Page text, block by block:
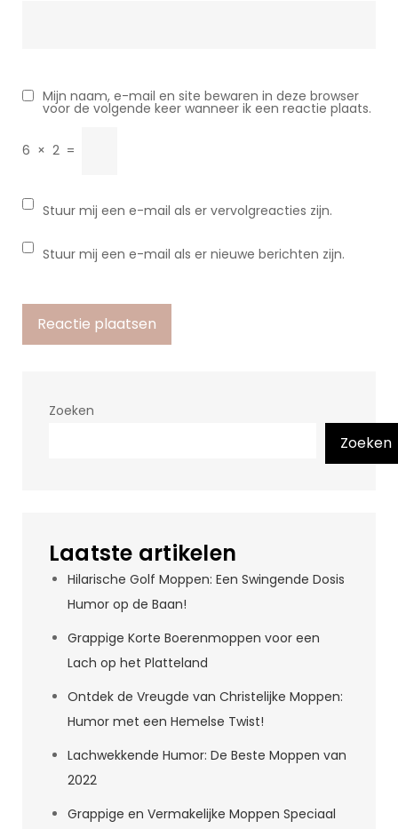
Mijn naam, e-mail en site bewaren in deze browser
voor de volgende keer wanneer ik een reactie plaats.
6 × 2 =
Stuur mij een e-mail als er vervolgreacties zijn.
Stuur mij een e-mail als er nieuwe berichten zijn.
Zoeken
Zoeken
Laatste artikelen
Hilarische Golf Moppen: Een Swingende Dosis
Humor op de Baan!
Grappige Korte Boerenmoppen voor een
Lach op het Platteland
Ontdek de Vreugde van Christelijke Moppen:
Humor met een Hemelse Twist!
Lachwekkende Humor: De Beste Moppen van
2022
Grappige en Vermakelijke Moppen Speciaal